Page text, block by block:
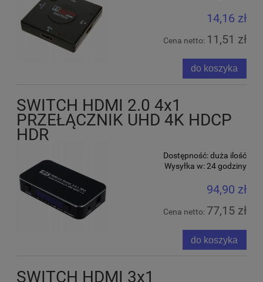
14,16 zł
Cena netto: 11,51 zł
do koszyka
SWITCH HDMI 2.0 4x1
PRZEŁĄCZNIK UHD 4K HDCP
HDR
Dostępność:duża ilość
Wysyłka w:24 godziny
94,90 zł
Cena netto: 77,15 zł
do koszyka
SWITCH HDMI 3x1